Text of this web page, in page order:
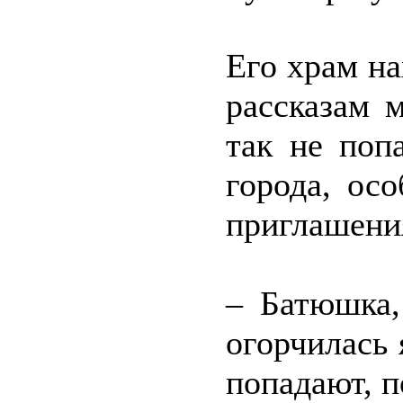
Его храм
рассказам
так не
города,
–
попадают,